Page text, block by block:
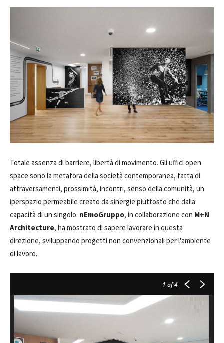
Totale assenza di barriere, libertà di movimento. Gli uffici open
space sono la metafora della società contemporanea, fatta di
attraversamenti, prossimità, incontri, senso della comunità, un
iperspazio permeabile creato da sinergie piuttosto che dalla
capacità di un singolo. nEmoGruppo, in collaborazione con M+N
Architecture, ha mostrato di sapere lavorare in questa
direzione, sviluppando progetti non convenzionali per l'ambiente
di lavoro.
1 of 4